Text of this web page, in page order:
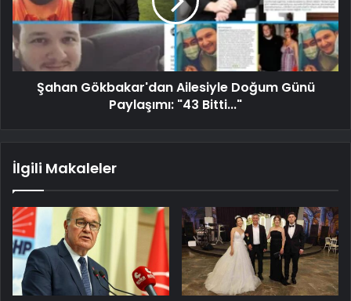
Şahan Gökbakar'dan Ailesiyle Doğum Günü
Paylaşımı: "43 Bitti..."
İlgili Makaleler